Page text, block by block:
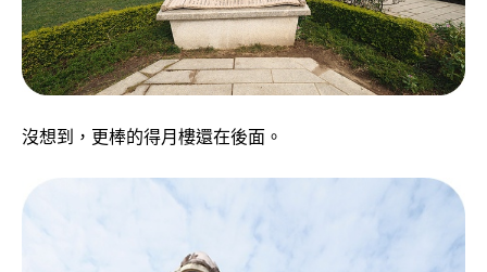
沒想到，更棒的得月樓還在後面。